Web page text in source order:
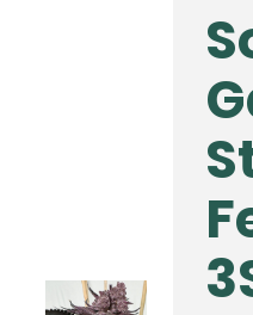
Umluft-Ventilatoren
Rohrventilatoren
Luftentfeuchter